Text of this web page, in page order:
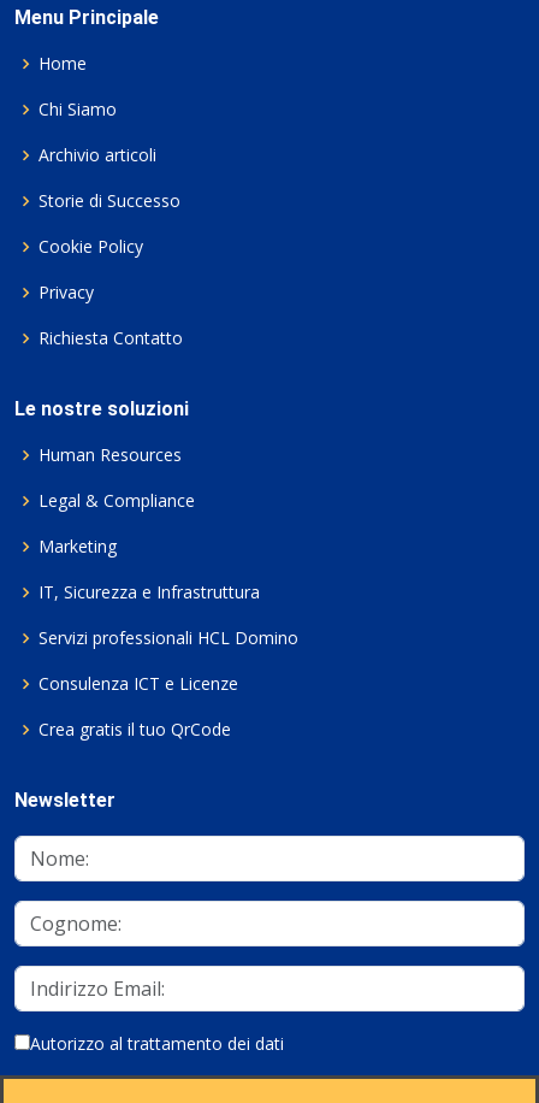
Menu Principale
Home
Chi Siamo
Archivio articoli
Storie di Successo
Cookie Policy
Privacy
Richiesta Contatto
Le nostre soluzioni
Human Resources
Legal & Compliance
Marketing
IT, Sicurezza e Infrastruttura
Servizi professionali HCL Domino
Consulenza ICT e Licenze
Crea gratis il tuo QrCode
Newsletter
Autorizzo al trattamento dei dati